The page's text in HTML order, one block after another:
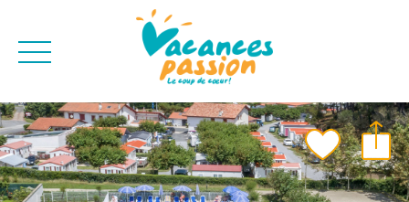
CAMPAGNE
MER
MONTAGNE
BONS PLANS
QUI SOMMES-
BLOG
BROCHURES